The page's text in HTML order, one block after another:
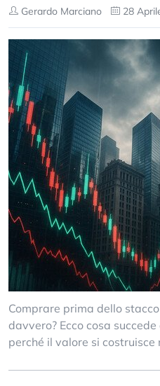
Gerardo Marciano 28
Comprare prima dello
davvero? Ecco cosa
perché il valore si costruisce